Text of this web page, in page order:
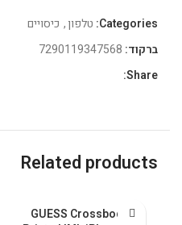
Categories: טלפון, כיסויים
ברקוד:
Share:
Related products
GUESS Crossbody